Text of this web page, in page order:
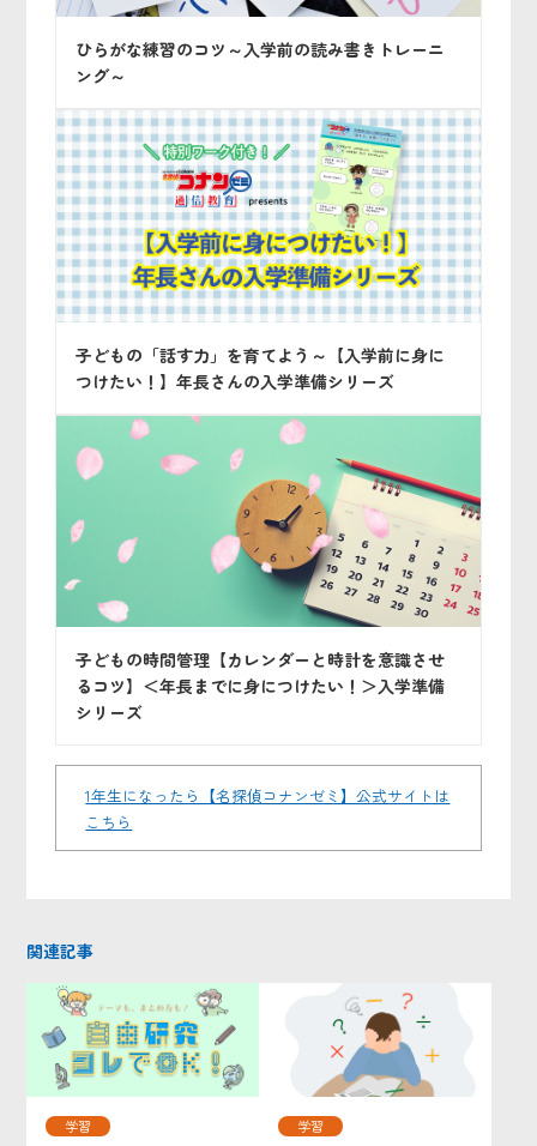
ひらがな練習のコツ～入学前の読み書きトレーニ
ング～
子どもの「話す力」を育てよう～【入学前に身に
つけたい！】年長さんの入学準備シリーズ
子どもの時間管理【カレンダーと時計を意識させ
るコツ】＜年長までに身につけたい！＞入学準備
シリーズ
1年生になったら【名探偵コナンゼミ】公式サイトは
こちら
関連記事
学習 学習